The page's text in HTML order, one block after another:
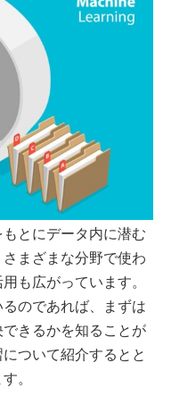
とにデータ内に潜む
まざまな分野で使わ
も広がっています。
のであれば、まずは
きるかを知ることが
ついて紹介するとと
。